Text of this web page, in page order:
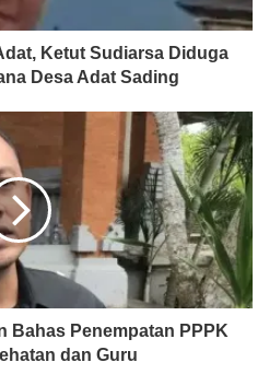
Ketut Sudiarsa Diduga
Desa Adat Sading
Bahas Penempatan PPPK
dan Guru